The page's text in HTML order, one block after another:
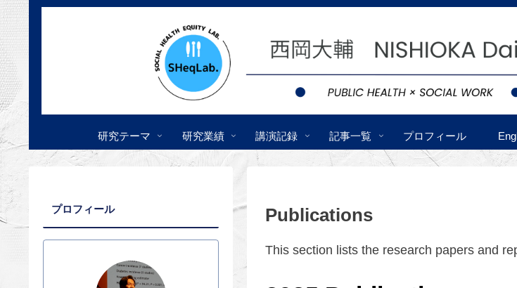
研究テーマ 研究業績 講演記録 記事一覧 プロフィール
Publications
This section lists the research papers and
プロフィール